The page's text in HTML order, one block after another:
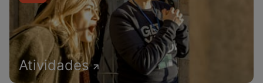
Atividades